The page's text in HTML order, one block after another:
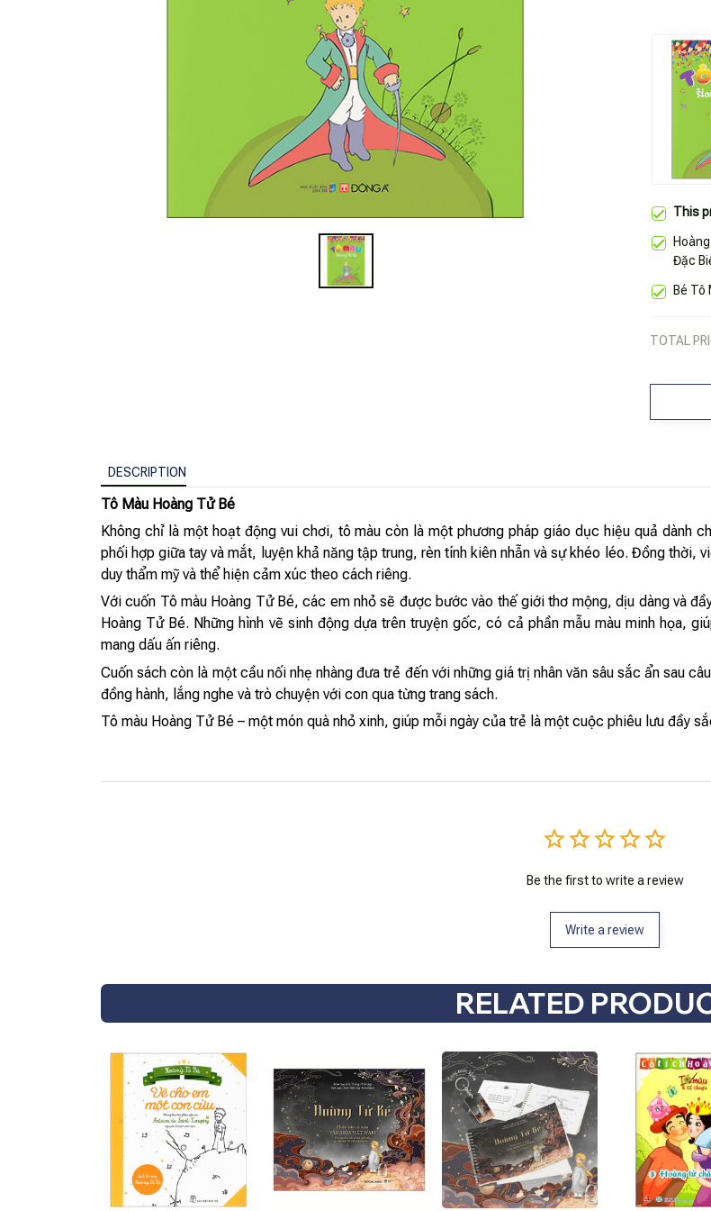
This
Đặc
Bé Tô
TOTAL
DESCRIPTION
Tô Màu Hoàng Tử Bé
Không chỉ là một hoạt động vui chơi, tô màu còn là một phương pháp giáo dục hiệu quả dành
phối hợp giữa tay và mắt, luyện khả năng tập trung, rèn tính kiên nhẫn và sự khéo léo. Đồng thời,
duy thẩm mỹ và thể hiện cảm xúc theo cách riêng.
Với cuốn Tô màu Hoàng Tử Bé, các em nhỏ sẽ được bước vào thế giới thơ mộng, dịu dàng và
Hoàng Tử Bé. Những hình vẽ sinh động dựa trên truyện gốc, có cả phần mẫu màu minh họa,
mang dấu ấn riêng.
Cuốn sách còn là một cầu nối nhẹ nhàng đưa trẻ đến với những giá trị nhân văn sâu sắc ẩn sau
đồng hành, lắng nghe và trò chuyện với con qua từng trang sách.
Tô màu Hoàng Tử Bé – một món quà nhỏ xinh, giúp mỗi ngày của trẻ là một cuộc phiêu lưu đầy
Be the first to write a review
Write a review
RELATED